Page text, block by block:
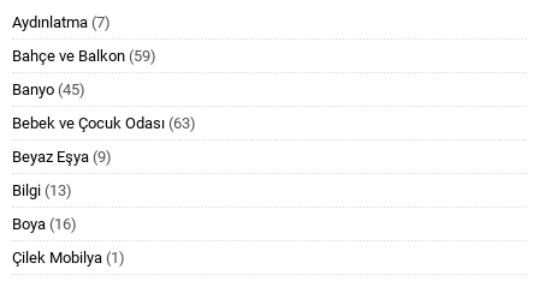
Aydınlatma (7)
Bahçe ve Balkon (59)
Banyo (45)
Bebek ve Çocuk Odası (63)
Beyaz Eşya (9)
Bilgi (13)
Boya (16)
Çilek Mobilya (1)